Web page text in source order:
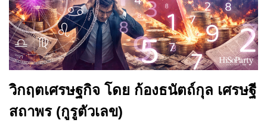
วิกฤตเศรษฐกิจ โดย ก้องธนัตถ์กุล เศรษฐี
สถาพร (กูรูตัวเลข)